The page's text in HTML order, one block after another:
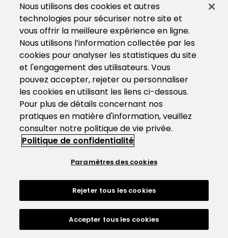
Nous utilisons des cookies et autres
technologies pour sécuriser notre site et
vous offrir la meilleure expérience en ligne.
Nous utilisons l’information collectée par les
cookies pour analyser les statistiques du site
et l'engagement des utilisateurs. Vous
pouvez accepter, rejeter ou personnaliser
les cookies en utilisant les liens ci-dessous.
Pour plus de détails concernant nos
pratiques en matière d'information, veuillez
consulter notre politique de vie privée.
Politique de confidentialité
Paramètres des cookies
Rejeter tous les cookies
Accepter tous les cookies